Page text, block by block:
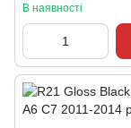
В наявності